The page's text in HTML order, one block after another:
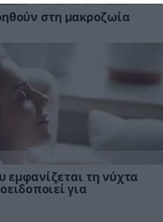
στη μακροζωία
τη νύχτα
για